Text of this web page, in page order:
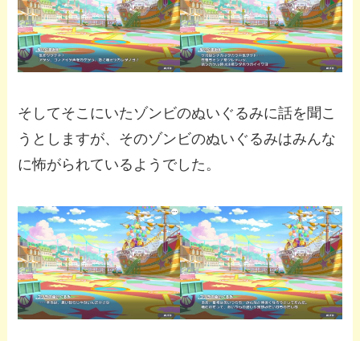
そしてそこにいたゾンビのぬいぐるみに話を聞こ
うとしますが、そのゾンビのぬいぐるみはみんな
に怖がられているようでした。